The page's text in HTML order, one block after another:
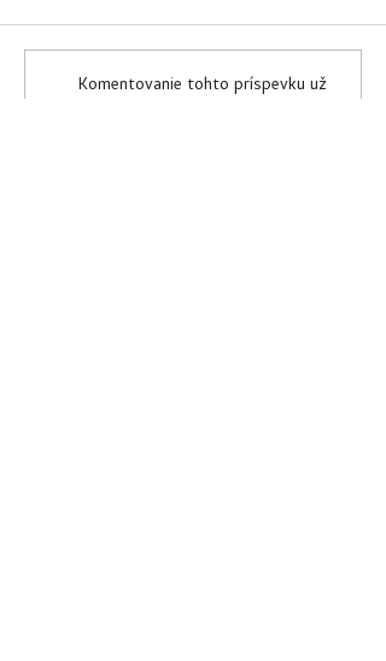
Komentovanie tohto príspevku už